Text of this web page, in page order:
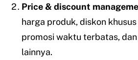
Price & discount
harga produk, diskon
promosi waktu terbatas,
lainnya.